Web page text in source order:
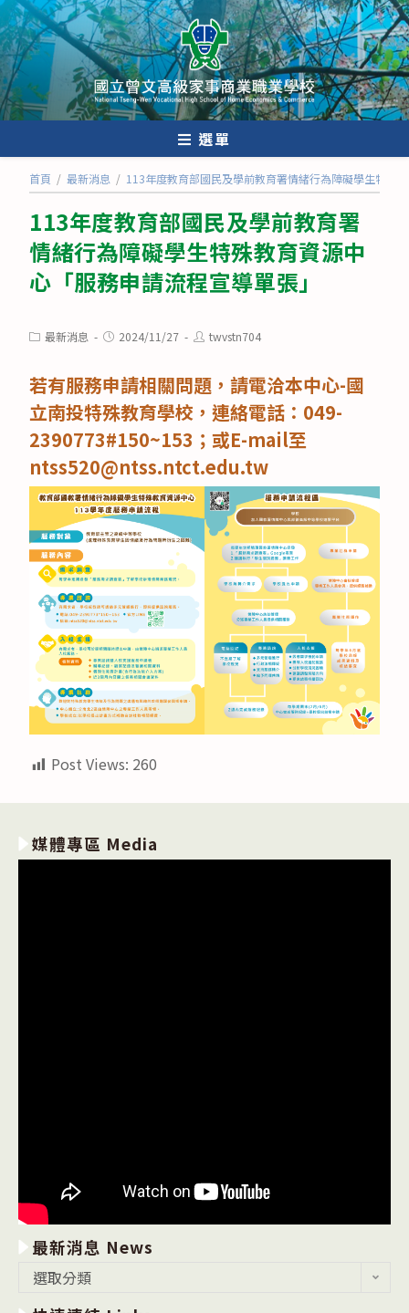
跳
轉
至
主
要
內
選單
首頁 / 最新消息 / 113年度教育部國民及學前教育署情緒行為障礙學生特殊
113年度教育部國民及學前教育署
情緒行為障礙學生特殊教育資源中
心「服務申請流程宣導單張」
Post最新消息
Post2024/11/27
Posttwvstn704
若有服務申請相關問題，請電洽本中心-國
立南投特殊教育學校，連絡電話：049-
2390773#150~153；或E-mail至
ntss520@ntss.ntct.edu.tw
Post Views: 260
媒體專區 Media
最新消息 News
選取分類